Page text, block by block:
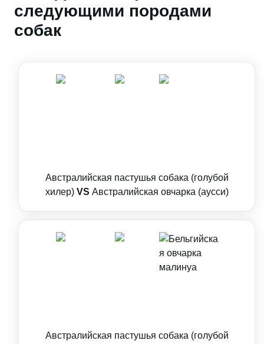
следующими породами
собак
Австралийская пастушья собака (голубой
хилер) VS Австралийская овчарка (аусси)
Австралийская пастушья собака (голубой